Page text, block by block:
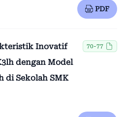
PDF
Inovatif
dengan Model
di Sekolah SMK
70-77